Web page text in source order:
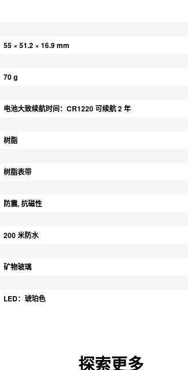
55 × 51.2 × 16.9 mm
70 g
电池大致续航时间：CR1220 可续航 2 年
树脂
树脂表带
防震, 抗磁性
200 米防水
矿物玻璃
LED：琥珀色
探索更多